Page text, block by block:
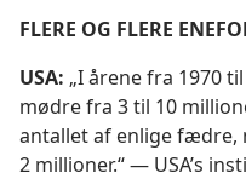
FLERE OG FLERE
USA: „I årene fra 1970
mødre fra 3 til 10
antallet af enlige fædre,
2 millioner.“ — USA’s